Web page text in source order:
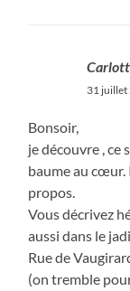
31 juillet
Bonsoir,
je découvre , ce
baume au cœur.
propos.
Vous décrivez
aussi dans le
Rue de
(on tremble